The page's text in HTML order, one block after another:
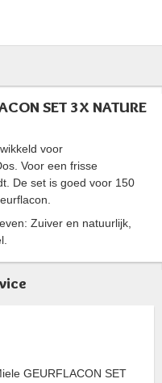
SET 3X NATURE
voor
Voor een frisse
De set is goed voor 150
Zuiver en natuurlijk,
GEURFLACON SET